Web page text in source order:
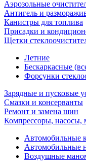
Аэрозольные
Антигель и
Канистры для топлива
Присадки и
Щетки
Летние
Бескаркасные
Форсунки
Зарядные и пусковые
Смазки и консерванты
Ремонт и замена шин
Компрессоры, насосы,
Автомобильные
Автомобильные
Воздушные